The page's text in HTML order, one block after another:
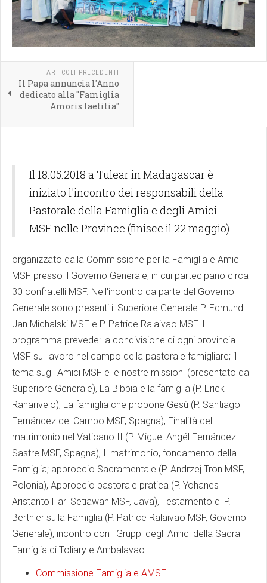
ARTICOLI PRECEDENTI
Il Papa annuncia l'Anno
dedicato alla "Famiglia
Amoris laetitia"
Il 18.05.2018 a Tulear in Madagascar è
iniziato l'incontro dei responsabili della
Pastorale della Famiglia e degli Amici
MSF nelle Province (finisce il 22 maggio)
organizzato dalla Commissione per la Famiglia e Amici
MSF presso il Governo Generale, in cui partecipano circa
30 confratelli MSF. Nell'incontro da parte del Governo
Generale sono presenti il Superiore Generale P. Edmund
Jan Michalski MSF e P. Patrice Ralaivao MSF. Il
programma prevede: la condivisione di ogni provincia
MSF sul lavoro nel campo della pastorale famigliare; il
tema sugli Amici MSF e le nostre missioni (presentato dal
Superiore Generale), La Bibbia e la famiglia (P. Erick
Raharivelo), La famiglia che propone Gesù (P. Santiago
Fernández del Campo MSF, Spagna), Finalità del
matrimonio nel Vaticano II (P. Miguel Angél Fernández
Sastre MSF, Spagna), Il matrimonio, fondamento della
Famiglia; approccio Sacramentale (P. Andrzej Tron MSF,
Polonia), Approccio pastorale pratica (P. Yohanes
Aristanto Hari Setiawan MSF, Java), Testamento di P.
Berthier sulla Famiglia (P. Patrice Ralaivao MSF, Governo
Generale), incontro con i Gruppi degli Amici della Sacra
Famiglia di Toliary e Ambalavao.
Commissione Famiglia e AMSF